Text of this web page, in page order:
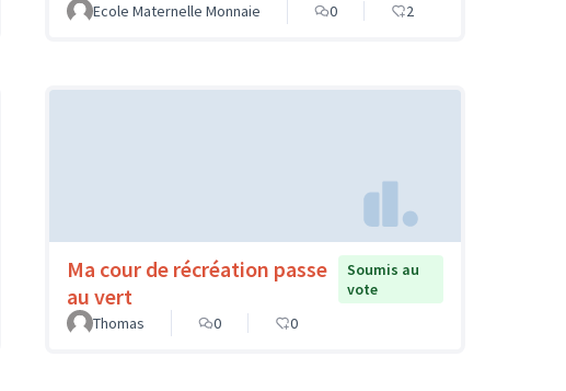
Ecole Maternelle Monnaie 0 2
Ma cour de récréation passe
au vert
Soumis au
vote
Thomas
0 0